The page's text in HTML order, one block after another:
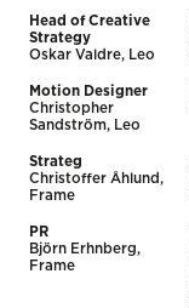
Head of Creative
Strategy
Oskar Valdre, Leo
Motion Designer
Christopher
Sandström, Leo
Strateg
Christoffer Åhlund,
Frame
PR
Björn Erhnberg,
Frame